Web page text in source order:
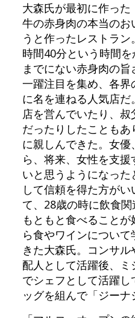
大森氏が最初に作った
牛の赤身肉の本当の
うと作ったレストラ
時間40分という時間
までにない赤身肉の
一躍注目を集め、各界
に名を連ねる人気店
店を営んでいたり、
だったりしたことも
に親しんできた。女
ら、将来、女性を支
いと思うようになっ
して信頼を得た方が
て、28歳の時に飲食関
もともと食べること
ら食やワインについ
きた大森氏。コンサ
配人として活躍後、
でシェフとして活躍
ッグを組んで「ジーナ